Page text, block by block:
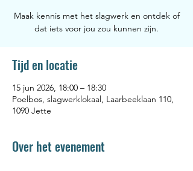
Maak kennis met het slagwerk en ontdek of
dat iets voor jou zou kunnen zijn.
Tijd en locatie
15 jun 2026, 18:00 – 18:30
Poelbos, slagwerklokaal, Laarbeeklaan 110,
1090 Jette
Over het evenement